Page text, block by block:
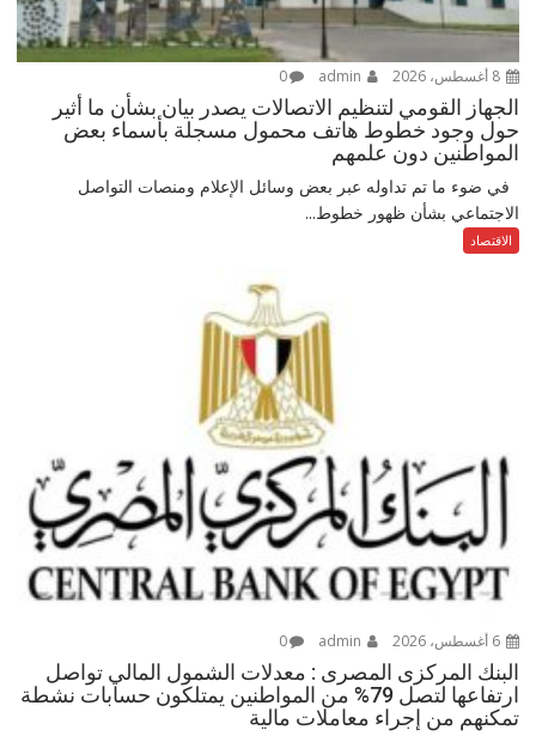
8 أغسطس، 2026 0
الجهاز القومي لتنظيم الاتصالات يصدر بيان بشأن ما أثير
حول وجود خطوط هاتف محمول مسجلة بأسماء بعض
المواطنين دون علمهم
في ضوء ما تم تداوله عبر بعض وسائل الإعلام ومنصات التواصل
الاجتماعي بشأن ظهور خطوط...
الاقتصاد
6 أغسطس، 2026 0
البنك المركزى المصرى : معدلات الشمول المالي تواصل
ارتفاعها لتصل 79% من المواطنين يمتلكون حسابات نشطة
تمكنهم من إجراء معاملات مالية